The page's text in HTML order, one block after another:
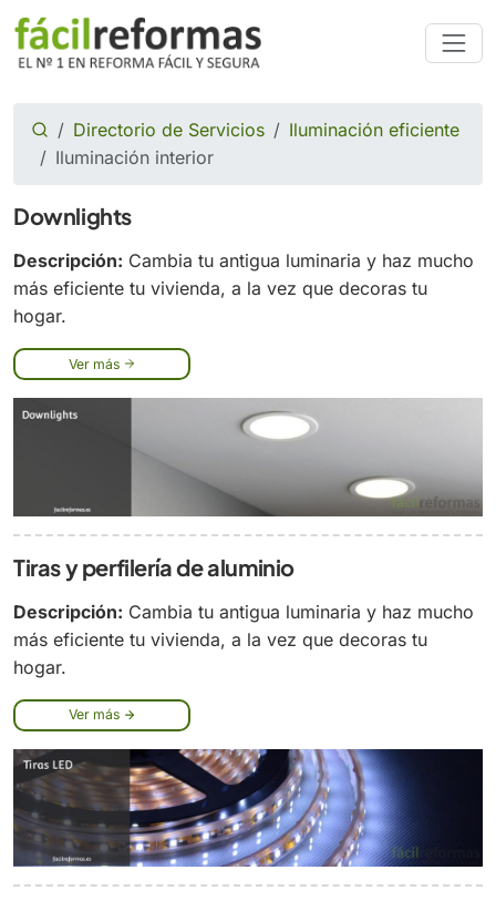
Directorio de Servicios
Iluminación eficiente
Iluminación interior
Downlights
Descripción: Cambia tu antigua luminaria y haz mucho
más eficiente tu vivienda, a la vez que decoras tu
hogar.
Ver más
Tiras y perfilería de aluminio
Descripción: Cambia tu antigua luminaria y haz mucho
más eficiente tu vivienda, a la vez que decoras tu
hogar.
Ver más